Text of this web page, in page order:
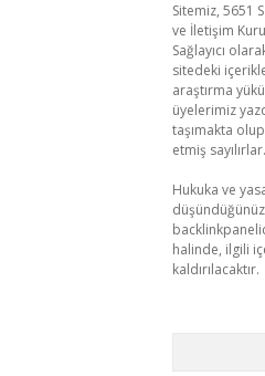
Sitemiz, 5651
ve İletişim
Sağlayıcı
sitedeki
araştırma
üyelerimiz
taşımakta
etmiş sayılırlar.
Hukuka ve
halinde, ilgili
kaldırılacaktır.